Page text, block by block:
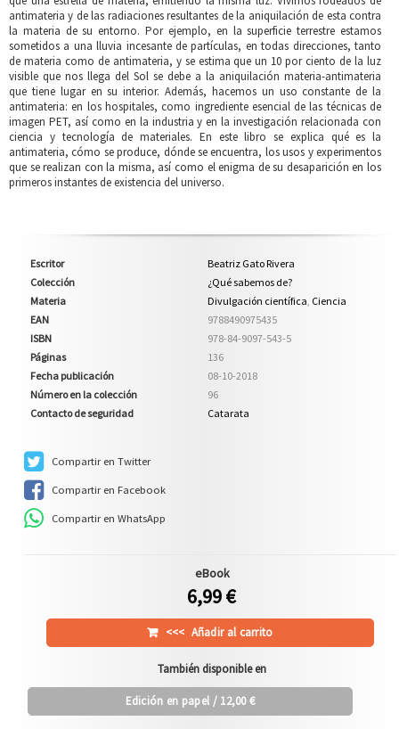
antimateria y de las radiaciones resultantes de la aniquilación de esta contra
la materia de su entorno. Por ejemplo, en la superficie terrestre estamos
sometidos a una lluvia incesante de partículas, en todas direcciones, tanto
de materia como de antimateria, y se estima que un 10 por ciento de la luz
visible que nos llega del Sol se debe a la aniquilación materia-antimateria
que tiene lugar en su interior. Además, hacemos un uso constante de la
antimateria: en los hospitales, como ingrediente esencial de las técnicas de
imagen PET, así como en la industria y en la investigación relacionada con
ciencia y tecnología de materiales. En este libro se explica qué es la
antimateria, cómo se produce, dónde se encuentra, los usos y experimentos
que se realizan con la misma, así como el enigma de su desaparición en los
primeros instantes de existencia del universo.
Escritor
Beatriz Gato Rivera
Colección
¿Qué sabemos de?
Materia
Divulgación científica Ciencia
EAN
9788490975435
ISBN
978-84-9097-543-5
Páginas
136
Fecha publicación
08-10-2018
Número en la colección
96
Contacto de seguridad
Catarata
Compartir en Twitter
Compartir en Facebook
Compartir en WhatsApp
eBook
6,99 €
<<< Añadir al carrito
También disponible en
Edición en papel / 12,00 €